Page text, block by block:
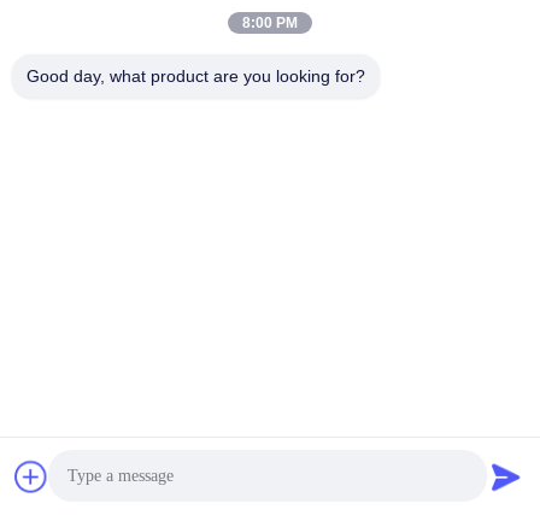
8:00 PM
Good day, what product are you looking for?